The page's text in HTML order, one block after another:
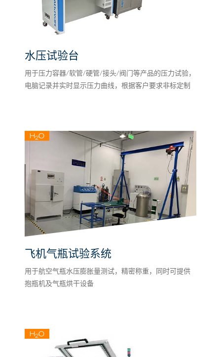
水压试验台
用于压力容器/软管/硬管/接头/阀门等产品的压力试验，
电脑记录并实时显示压力曲线，根据客户要求非标定制
H2O
飞机气瓶试验系统
用于航空气瓶水压膨胀量测试，精密称重，同时可提供
抱瓶机及气瓶烘干设备
H2O